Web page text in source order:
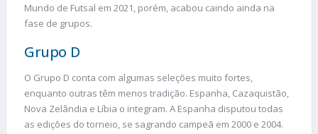
Mundo de Futsal em 2021, porém, acabou caindo ainda na
fase de grupos.
Grupo D
O Grupo D conta com algumas seleções muito fortes,
enquanto outras têm menos tradição. Espanha, Cazaquistão,
Nova Zelândia e Líbia o integram. A Espanha disputou todas
as edições do torneio, se sagrando campeã em 2000 e 2004.